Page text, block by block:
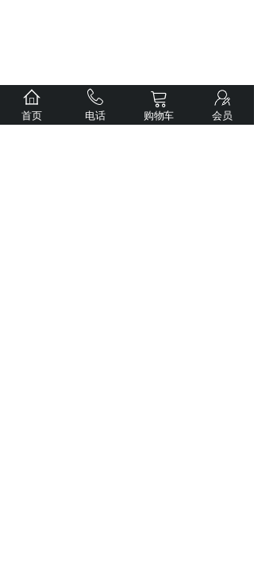
首页 电话 购物车 会员